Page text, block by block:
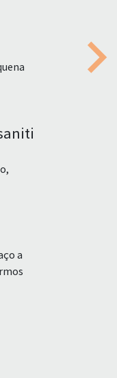
a